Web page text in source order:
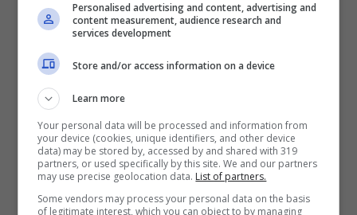
estasiati dalla sua bellezza.
Personalised advertising and content, advertising and
content measurement, audience research and
services development
Store and/or access information on a device
Learn more
Your personal data will be processed and information from
your device (cookies, unique identifiers, and other device
data) may be stored by, accessed by and shared with 319
partners, or used specifically by this site. We and our partners
may use precise geolocation data. List of partners.
Some vendors may process your personal data on the basis
of legitimate interest, which you can object to by managing